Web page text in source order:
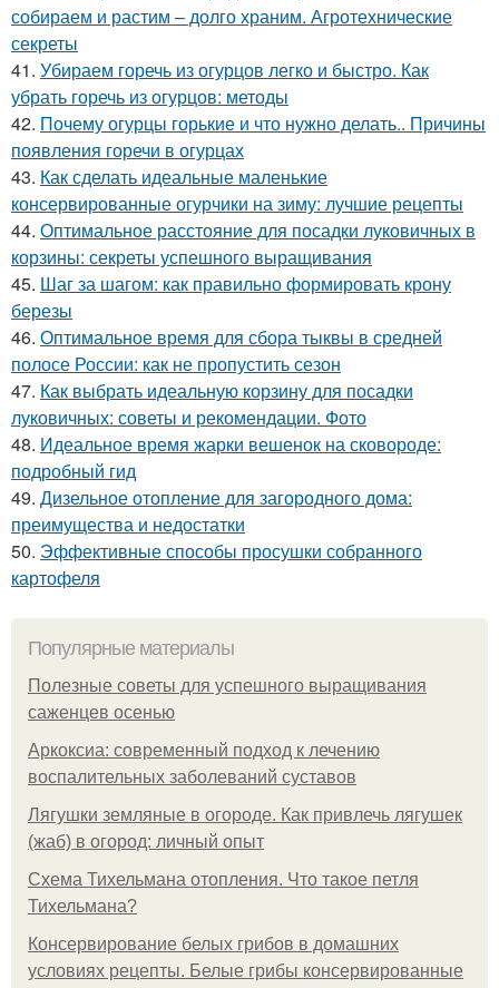
собираем и растим – долго храним. Агротехнические
секреты
41. Убираем горечь из огурцов легко и быстро. Как
убрать горечь из огурцов: методы
42. Почему огурцы горькие и что нужно делать.. Причины
появления горечи в огурцах
43. Как сделать идеальные маленькие
консервированные огурчики на зиму: лучшие рецепты
44. Оптимальное расстояние для посадки луковичных в
корзины: секреты успешного выращивания
45. Шаг за шагом: как правильно формировать крону
березы
46. Оптимальное время для сбора тыквы в средней
полосе России: как не пропустить сезон
47. Как выбрать идеальную корзину для посадки
луковичных: советы и рекомендации. Фото
48. Идеальное время жарки вешенок на сковороде:
подробный гид
49. Дизельное отопление для загородного дома:
преимущества и недостатки
50. Эффективные способы просушки собранного
картофеля
Популярные материалы
Полезные советы для успешного выращивания
саженцев осенью
Аркоксиа: современный подход к лечению
воспалительных заболеваний суставов
Лягушки земляные в огороде. Как привлечь лягушек
(жаб) в огород: личный опыт
Схема Тихельмана отопления. Что такое петля
Тихельмана?
Консервирование белых грибов в домашних
условиях рецепты. Белые грибы консервированные